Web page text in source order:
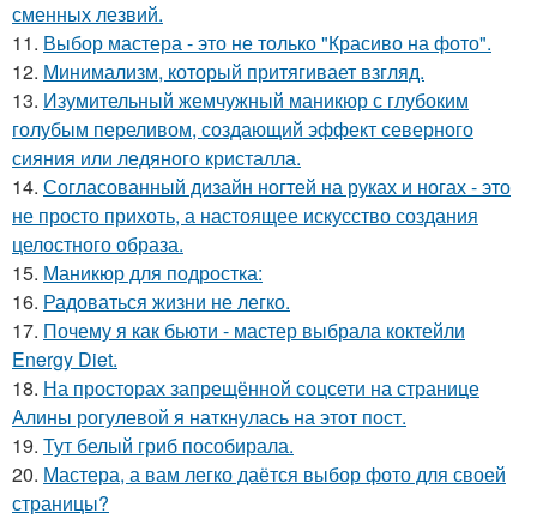
сменных лезвий.
11. Выбор мастера - это не только "Красиво на фото".
12. Минимализм, который притягивает взгляд.
13. Изумительный жемчужный маникюр с глубоким
голубым переливом, создающий эффект северного
сияния или ледяного кристалла.
14. Согласованный дизайн ногтей на руках и ногах - это
не просто прихоть, а настоящее искусство создания
целостного образа.
15. Маникюр для подростка:
16. Радоваться жизни не легко.
17. Почему я как бьюти - мастер выбрала коктейли
Energy Diet.
18. На просторах запрещённой соцсети на странице
Алины рогулевой я наткнулась на этот пост.
19. Тут белый гриб пособирала.
20. Мастера, а вам легко даётся выбор фото для своей
страницы?